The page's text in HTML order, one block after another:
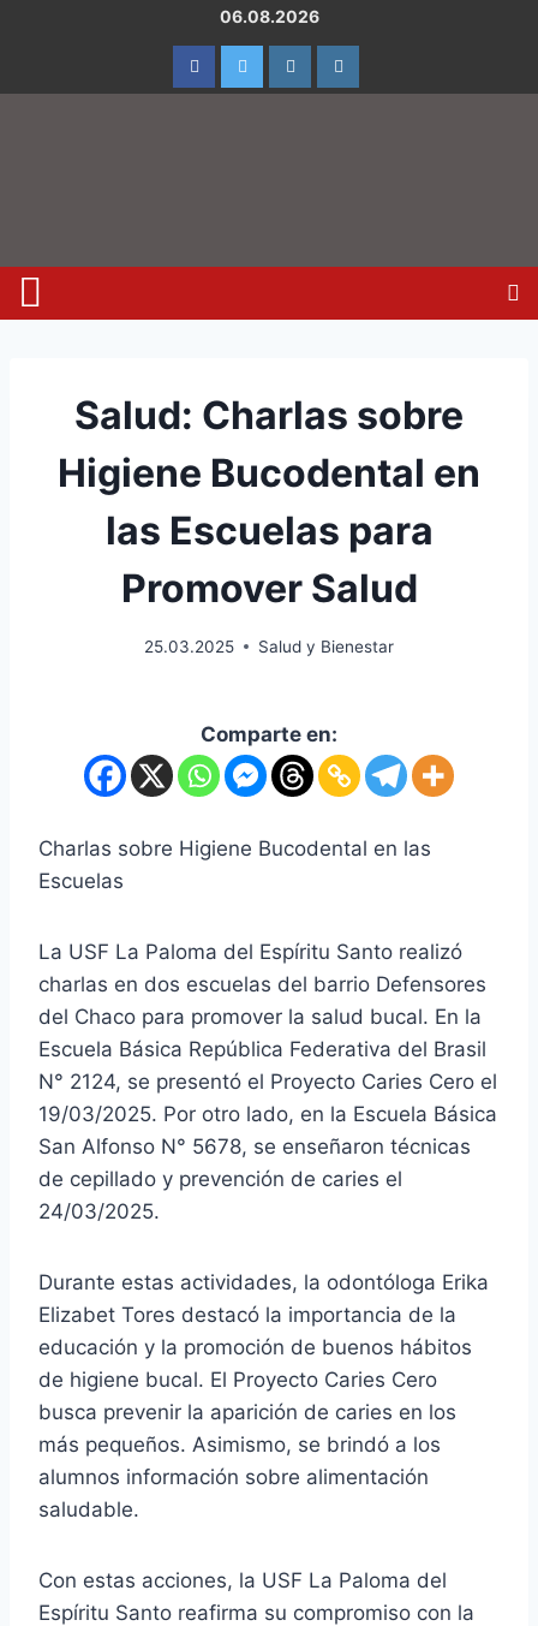
06.08.2026
Salud: Charlas sobre
Higiene Bucodental en
las Escuelas para
Promover Salud
25.03.2025 Salud y Bienestar
Comparte en:
Charlas sobre Higiene Bucodental en las
Escuelas
La USF La Paloma del Espíritu Santo realizó
charlas en dos escuelas del barrio Defensores
del Chaco para promover la salud bucal. En la
Escuela Básica República Federativa del Brasil
N° 2124, se presentó el Proyecto Caries Cero el
19/03/2025. Por otro lado, en la Escuela Básica
San Alfonso N° 5678, se enseñaron técnicas
de cepillado y prevención de caries el
24/03/2025.
Durante estas actividades, la odontóloga Erika
Elizabet Tores destacó la importancia de la
educación y la promoción de buenos hábitos
de higiene bucal. El Proyecto Caries Cero
busca prevenir la aparición de caries en los
más pequeños. Asimismo, se brindó a los
alumnos información sobre alimentación
saludable.
Con estas acciones, la USF La Paloma del
Espíritu Santo reafirma su compromiso con la